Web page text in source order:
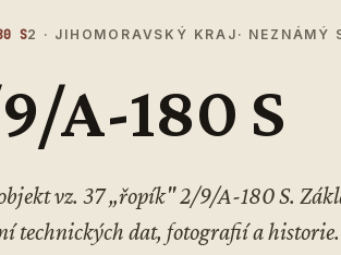
S2 · JIHOMORAVSKÝ KRAJ · NEZNÁMÝ
A-180 S
vz. 37 „řopík" 2/9/A-180 S.
technických dat, fotografií a historie.